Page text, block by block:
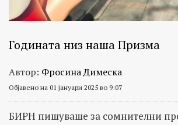
Годината низ наша Призма
Автор: Фросина Димеска
Објавено на 01 јануари 2025 во 9:07
БИРН пишуваше за сомнителни